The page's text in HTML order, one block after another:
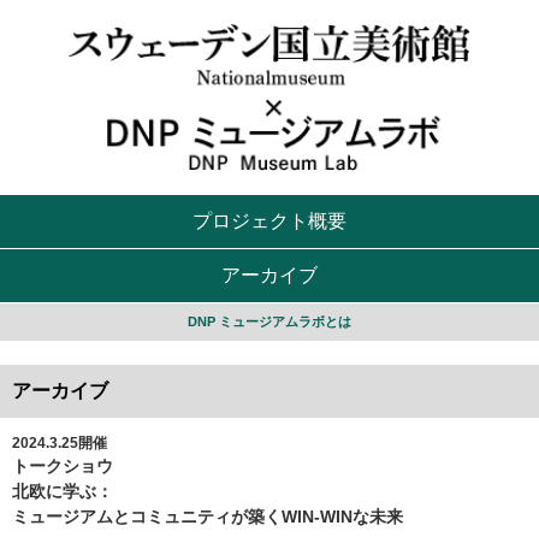
プロジェクト概要
アーカイブ
DNP ミュージアムラボとは
アーカイブ
2024.3.25開催
トークショウ
北欧に学ぶ：
ミュージアムとコミュニティが築くWIN-WINな未来